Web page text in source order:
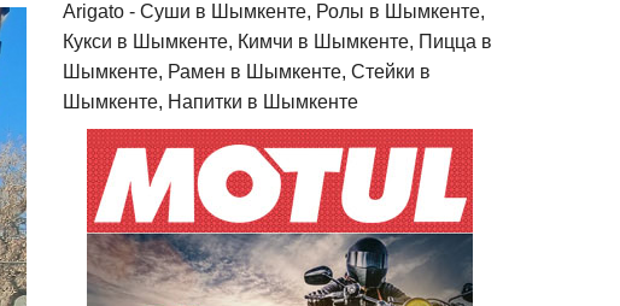
Arigato - Cуши в Шымкенте, Ролы в Шымкенте,
Кукси в Шымкенте, Кимчи в Шымкенте, Пицца в
Шымкенте, Рамен в Шымкенте, Стейки в
Шымкенте, Напитки в Шымкенте